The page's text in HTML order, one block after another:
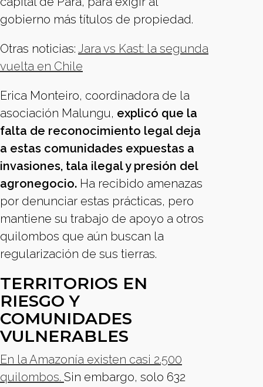
gobierno más títulos de propiedad.
Otras noticias: Jara vs Kast: la segunda
vuelta en Chile
Erica Monteiro, coordinadora de la
asociación Malungu, explicó que la
falta de reconocimiento legal deja
a estas comunidades expuestas a
invasiones, tala ilegal y presión del
agronegocio. Ha recibido amenazas
por denunciar estas prácticas, pero
mantiene su trabajo de apoyo a otros
quilombos que aún buscan la
regularización de sus tierras.
TERRITORIOS EN
RIESGO Y
COMUNIDADES
VULNERABLES
En la Amazonía existen casi 2.500
quilombos. Sin embargo, solo 632